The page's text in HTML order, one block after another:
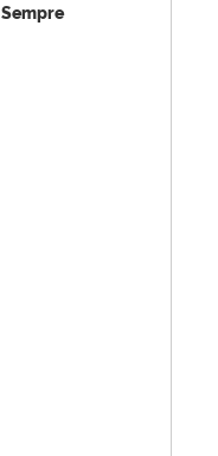
Sempre